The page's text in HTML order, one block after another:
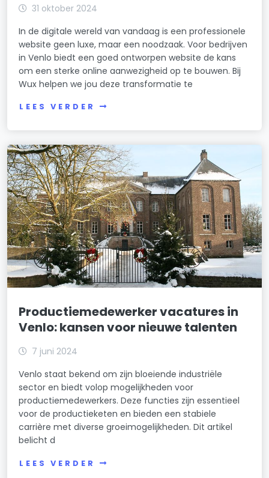
31 oktober 2024
In de digitale wereld van vandaag is een professionele
website geen luxe, maar een noodzaak. Voor bedrijven
in Venlo biedt een goed ontworpen website de kans
om een sterke online aanwezigheid op te bouwen. Bij
Wux helpen we jou deze transformatie te
LEES VERDER
Productiemedewerker vacatures in
Venlo: kansen voor nieuwe talenten
7 juni 2024
Venlo staat bekend om zijn bloeiende industriële
sector en biedt volop mogelijkheden voor
productiemedewerkers. Deze functies zijn essentieel
voor de productieketen en bieden een stabiele
carrière met diverse groeimogelijkheden. Dit artikel
belicht d
LEES VERDER